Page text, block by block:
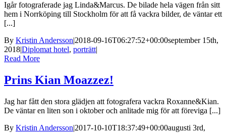
Igår fotograferade jag Linda&Marcus. De bilade hela vägen från sitt
hem i Norrköping till Stockholm för att få vackra bilder, de väntar ett
[...]
By Kristin Andersson|2018-09-16T06:27:52+00:00september 15th,
2018|Diplomat hotel, porträtt|
Read More
Prins Kian Moazzez!
Jag har fått den stora glädjen att fotografera vackra Roxanne&Kian.
De väntar en liten son i oktober och anlitade mig för att föreviga [...]
By Kristin Andersson|2017-10-10T18:37:49+00:00augusti 3rd,